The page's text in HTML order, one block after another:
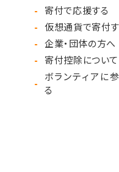
寄付で応援する
仮想通貨で寄付
企業・団体の方へ
寄付控除について
ボランティアに
る